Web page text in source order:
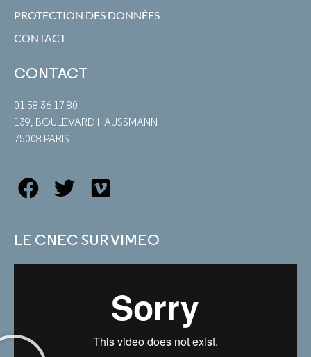
PROTECTION DES DONNÉES
CONTACT
CONTACT
01 58 36 17 80
139, BOULEVARD HAUSSMANN
75008 PARIS
LE CNEC SUR VIMEO